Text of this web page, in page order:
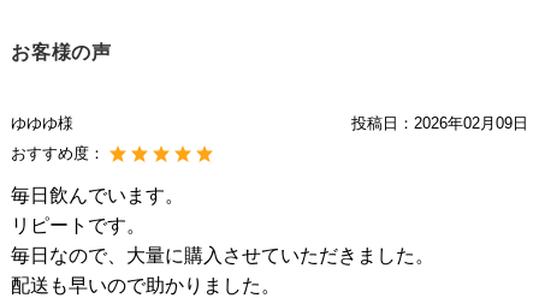
お客様の声
ゆゆゆ様 投稿日： 2026年02月09日
おすすめ度：
毎日飲んでいます。
リピートです。
毎日なので、大量に購入させていただきました。
配送も早いので助かりました。